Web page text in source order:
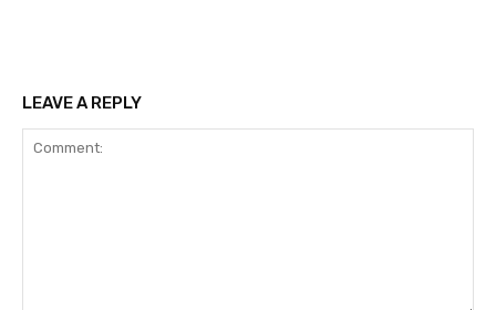
LEAVE A REPLY